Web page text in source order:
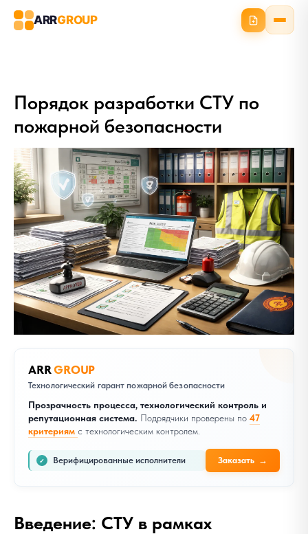
ARRGROUP
Порядок разработки СТУ по
пожарной безопасности
ARRGROUP
Технологический гарант пожарной безопасности
Прозрачность процесса, технологический контроль и
репутационная система. Подрядчики проверены по 47
критериям с технологическим контролем.
✓ Верифицированные исполнители Заказать →
Введение: СТУ в рамках